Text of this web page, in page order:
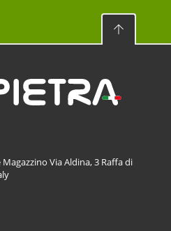
Via Aldina, 3 Raffa di